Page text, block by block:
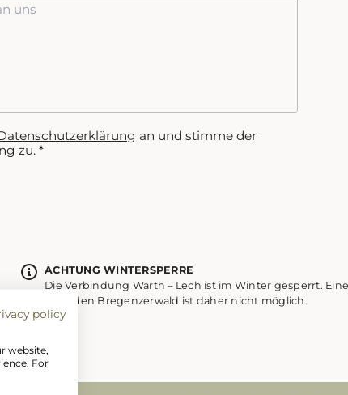
an und stimme der
zu.
ACHTUNG WINTERSPERRE
Die Verbindung Warth – Lech ist im Winter gesperrt.
über den Bregenzerwald ist daher nicht möglich.
policy
website,
For